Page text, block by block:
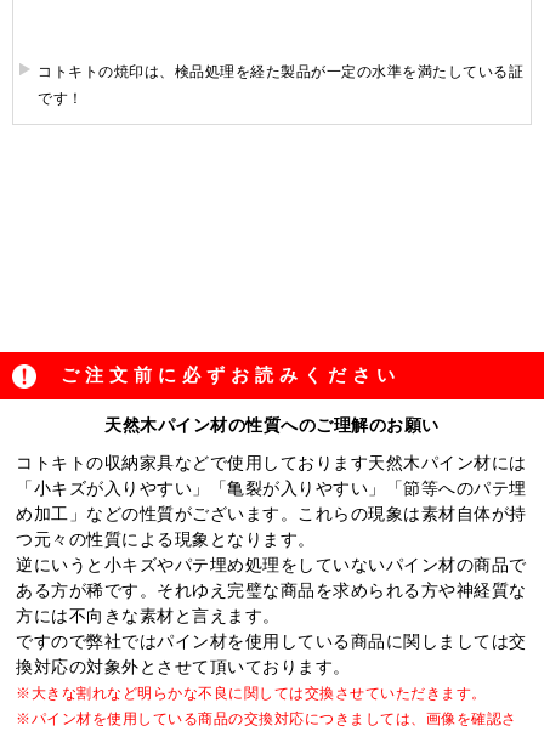
コトキトの焼印は、検品処理を経た製品が一定の水準を満たしている証
です！
ご注文前に必ずお読みください
天然木パイン材の性質へのご理解のお願い
コトキトの収納家具などで使用しております天然木パイン材には
「小キズが入りやすい」「亀裂が入りやすい」「節等へのパテ埋
め加工」などの性質がございます。これらの現象は素材自体が持
つ元々の性質による現象となります。
逆にいうと小キズやパテ埋め処理をしていないパイン材の商品で
ある方が稀です。それゆえ完璧な商品を求められる方や神経質な
方には不向きな素材と言えます。
ですので弊社ではパイン材を使用している商品に関しましては交
換対応の対象外とさせて頂いております。
※大きな割れなど明らかな不良に関しては交換させていただきます。
※パイン材を使用している商品の交換対応につきましては、画像を確認さ